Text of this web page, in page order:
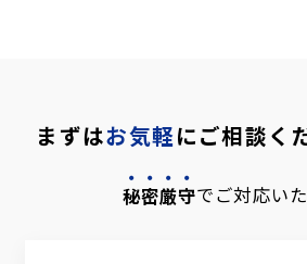
まずはお気軽にご相談く
秘密厳守でご対応い